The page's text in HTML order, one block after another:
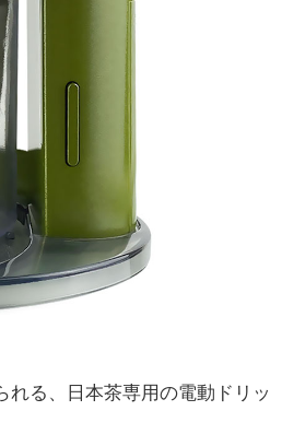
る、日本茶専用の電動ドリッ